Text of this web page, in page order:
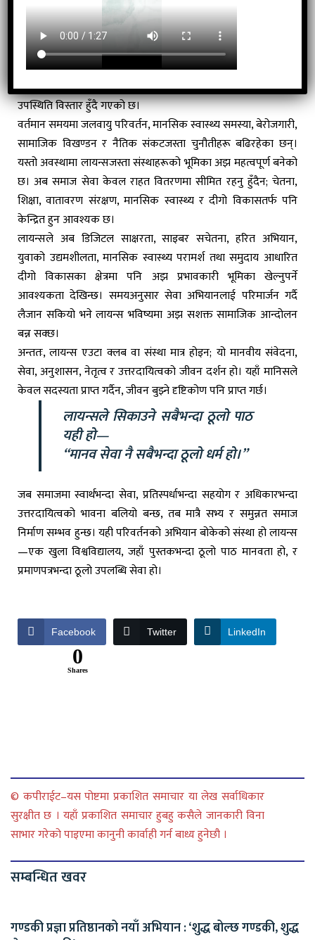
जोडिन्छन्, तब समाजमा सकारात्मक परिवर्तन सम्भव हुन्छ।
अहिले नेपालमा ५० हजारभन्दा बढी लायन्स सदस्य सक्रिय रहेको
बताइन्छ। यो संख्या केवल सदस्यता विस्तारको सूचक होइन; यो सेवा
संस्कार फैलिएको संकेत पनि हो। गाउँदेखि शहरसम्म, विद्यालयदेखि
अस्पतालसम्म, विपद् व्यवस्थापनदेखि वातावरण संरक्षणसम्म लायन्सको
उपस्थिति विस्तार हुँदै गएको छ।
वर्तमान समयमा जलवायु परिवर्तन, मानसिक स्वास्थ्य समस्या, बेरोजगारी,
सामाजिक विखण्डन र नैतिक संकटजस्ता चुनौतीहरू बढिरहेका छन्।
यस्तो अवस्थामा लायन्सजस्ता संस्थाहरूको भूमिका अझ महत्वपूर्ण बनेको
छ। अब समाज सेवा केवल राहत वितरणमा सीमित रहनु हुँदैन; चेतना,
शिक्षा, वातावरण संरक्षण, मानसिक स्वास्थ्य र दीगो विकासतर्फ पनि
केन्द्रित हुन आवश्यक छ।
लायन्सले अब डिजिटल साक्षरता, साइबर सचेतना, हरित अभियान,
युवाको उद्यमशीलता, मानसिक स्वास्थ्य परामर्श तथा समुदाय आधारित
दीगो विकासका क्षेत्रमा पनि अझ प्रभावकारी भूमिका खेल्नुपर्ने
आवश्यकता देखिन्छ। समयअनुसार सेवा अभियानलाई परिमार्जन गर्दै
लैजान सकियो भने लायन्स भविष्यमा अझ सशक्त सामाजिक आन्दोलन
बन्न सक्छ।
अन्ततः, लायन्स एउटा क्लब वा संस्था मात्र होइन; यो मानवीय संवेदना,
सेवा, अनुशासन, नेतृत्व र उत्तरदायित्वको जीवन दर्शन हो। यहाँ मानिसले
केवल सदस्यता प्राप्त गर्दैन, जीवन बुझ्ने दृष्टिकोण पनि प्राप्त गर्छ।
लायन्सले सिकाउने सबैभन्दा ठूलो पाठ
यही हो—
“मानव सेवा नै सबैभन्दा ठूलो धर्म हो।”
जब समाजमा स्वार्थभन्दा सेवा, प्रतिस्पर्धाभन्दा सहयोग र अधिकारभन्दा
उत्तरदायित्वको भावना बलियो बन्छ, तब मात्रै सभ्य र समुन्नत समाज
निर्माण सम्भव हुन्छ। यही परिवर्तनको अभियान बोकेको संस्था हो लायन्स
—एक खुला विश्वविद्यालय, जहाँ पुस्तकभन्दा ठूलो पाठ मानवता हो, र
प्रमाणपत्रभन्दा ठूलो उपलब्धि सेवा हो।
Facebook Twitter LinkedIn
0
Shares
© कपीराईट–यस पोष्टमा प्रकाशित समाचार या लेख सर्वाधिकार
सुरक्षीत छ । यहाँ प्रकाशित समाचार हुबहु कसैले जानकारी विना
साभार गरेको पाइएमा कानुनी कार्वाही गर्न बाध्य हुनेछौ ।
सम्बन्धित खवर
गण्डकी प्रज्ञा प्रतिष्ठानको नयाँ अभियान : ‘शुद्ध बोल्छ गण्डकी, शुद्ध